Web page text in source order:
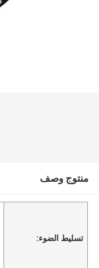
منتوج وصف
تسليط الضوء: